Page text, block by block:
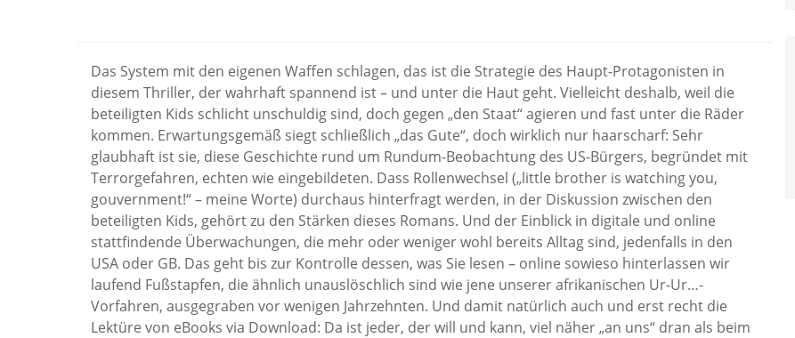
Das System mit den eigenen Waffen schlagen, das ist die Strategie des Haupt-Protagonisten in
diesem Thriller, der wahrhaft spannend ist – und unter die Haut geht. Vielleicht deshalb, weil die
beteiligten Kids schlicht unschuldig sind, doch gegen „den Staat“ agieren und fast unter die Räder
kommen. Erwartungsgemäß siegt schließlich „das Gute“, doch wirklich nur haarscharf: Sehr
glaubhaft ist sie, diese Geschichte rund um Rundum-Beobachtung des US-Bürgers, begründet mit
Terrorgefahren, echten wie eingebildeten. Dass Rollenwechsel („little brother is watching you,
gouvernment!“ – meine Worte) durchaus hinterfragt werden, in der Diskussion zwischen den
beteiligten Kids, gehört zu den Stärken dieses Romans. Und der Einblick in digitale und online
stattfindende Überwachungen, die mehr oder weniger wohl bereits Alltag sind, jedenfalls in den
USA oder GB. Das geht bis zur Kontrolle dessen, was Sie lesen – online sowieso hinterlassen wir
laufend Fußstapfen, die ähnlich unauslöschlich sind wie jene unserer afrikanischen Ur-Ur…-
Vorfahren, ausgegraben vor wenigen Jahrzehnten. Und damit natürlich auch und erst recht die
Lektüre von eBooks via Download: Da ist jeder, der will und kann, viel näher „an uns“ dran als beim